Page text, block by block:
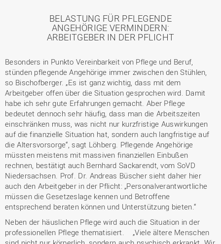
BELASTUNG FÜR PFLEGENDE
ANGEHÖRIGE VERMINDERN:
ARBEITGEBER IN DER PFLICHT
Besonders in Punkto Vereinbarkeit von Pflege und Beruf,
stünden pflegende Angehörige immer zwischen den Stühlen,
so Bischofberger. „Es ist ganz wichtig, dass mit dem
Arbeitgeber offen über die Situation gesprochen wird. Damit
habe ich sehr gute Erfahrungen gemacht. Aber Pflege
bedeutet dennoch sehr häufig, dass man die Arbeitszeiten
einschränken muss, was nicht nur kurzfristige Auswirkungen
auf die finanzielle Situation hat, sondern auch langfristige auf
die Altersvorsorge“, sagt Löhberg. Pflegende Angehörige
müssten meistens mit massiven finanziellen Einbußen
rechnen, bestätigt auch Bernhard Sackarendt, vom SoVD
Niedersachsen. Prof. Dr. Andreas Büscher sieht daher hier
auch den Arbeitgeber in der Pflicht: „Personalverantwortliche
müssen die Gesetzeslage kennen und Betroffene
entsprechend beraten können und Unterstützung bieten.“
Neben der häuslichen Pflege wird auch die Situation in der
professionellen Pflege thematisiert. „Viele ältere Menschen